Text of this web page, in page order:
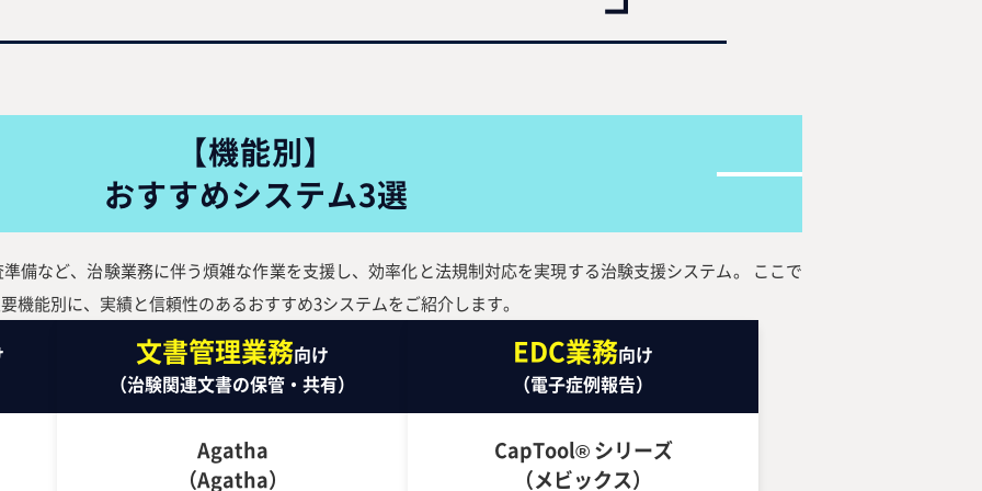
【機能別】
おすすめシステム3選
備など、治験業務に伴う煩雑な作業を支援し、効率化と法規制対応を実現する治験支援システム。 ここで
機能別に、実績と信頼性のあるおすすめ3システムをご紹介します。
文書管理業務向け
（治験関連文書の保管・共有）
Agatha
（Agatha）
EDC業務向け
（電子症例報告）
CapTool® シリーズ
（メビックス）